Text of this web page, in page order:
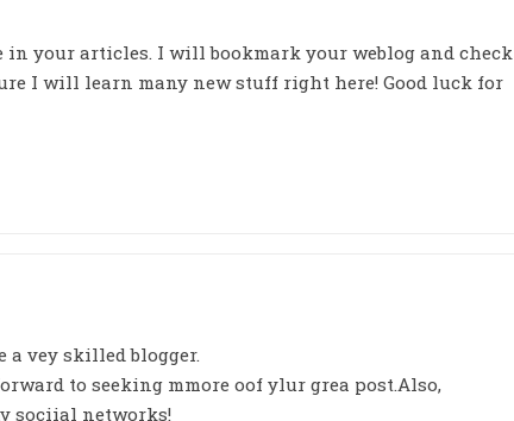
your articles. I will bookmark your weblog and check
I will learn many new stuff right here! Good luck for
a vey skilled blogger.
to seeking mmore oof ylur grea post.Also,
sociial networks!